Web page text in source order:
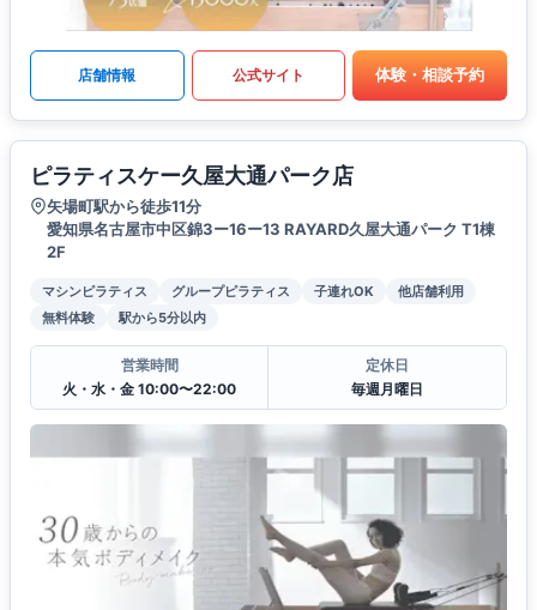
店舗情報 公式サイト 体験・相談予約
ピラティスケー久屋大通パーク店
矢場町駅から徒歩11分
愛知県名古屋市中区錦3ー16ー13 RAYARD久屋大通パーク T1棟
2F
マシンピラティス グループピラティス 子連れOK
他店舗利用
無料体験
駅から5分以内
営業時間
火・水・金 10:00〜22:00
定休日
毎週月曜日